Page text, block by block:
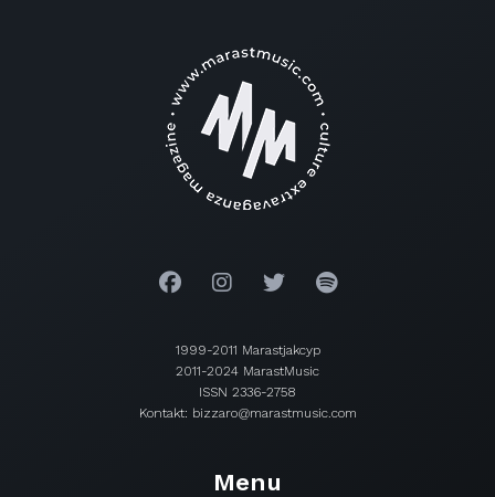
1999-2011 Marastjakcyp
2011-2024 MarastMusic
ISSN 2336-2758
Kontakt: bizzaro@marastmusic.com
Menu